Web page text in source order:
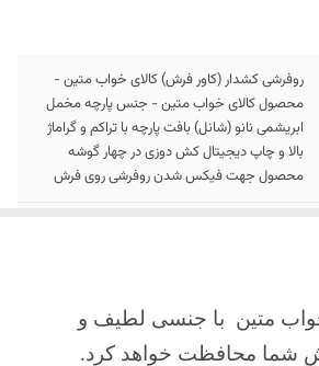
روفرشی کشدار (کاور فرش) کالای خواب متین -
محصول کالای خواب متین - جنس پارچه مخمل
ابریشمی نانو (شانل) بافت پارچه با تراکم و گراماژ
بالا و چاپ دیجیتال کش دوزی در چهار گوشه
محصول جهت فیکس شدن روفرشی روی فرش
آینده
متین با جنسی لطیف و
شما محافظت خواهد کرد.